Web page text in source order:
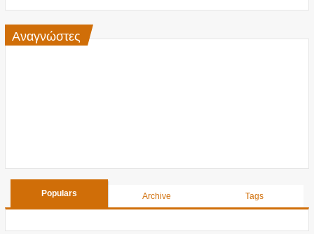
Αναγνώστες
Populars Archive Tags